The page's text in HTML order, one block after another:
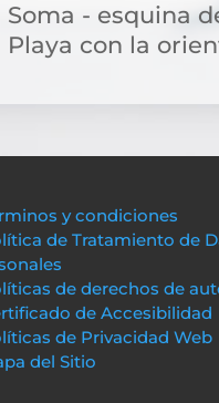
Soma - esquina
Playa con la
y condiciones
de Tratamiento de
de derechos de
de Accesibilidad
de Privacidad Web
del Sitio